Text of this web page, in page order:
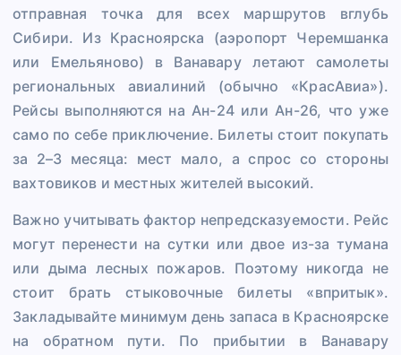
отправная точка для всех маршрутов вглубь
Сибири. Из Красноярска (аэропорт Черемшанка
или Емельяново) в Ванавару летают самолеты
региональных авиалиний (обычно «КрасАвиа»).
Рейсы выполняются на Ан-24 или Ан-26, что уже
само по себе приключение. Билеты стоит покупать
за 2–3 месяца: мест мало, а спрос со стороны
вахтовиков и местных жителей высокий.
Важно учитывать фактор непредсказуемости. Рейс
могут перенести на сутки или двое из-за тумана
или дыма лесных пожаров. Поэтому никогда не
стоит брать стыковочные билеты «впритык».
Закладывайте минимум день запаса в Красноярске
на обратном пути. По прибытии в Ванавару